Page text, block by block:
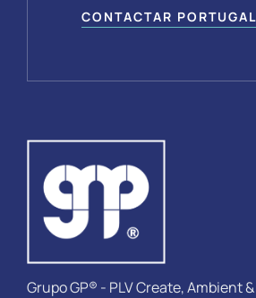
CONTACTAR PORTUGAL
Grupo GP® - PLV Create, Ambient &